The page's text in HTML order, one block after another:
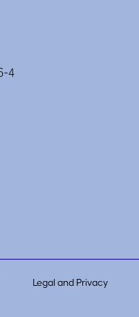
4
Legal and Privacy